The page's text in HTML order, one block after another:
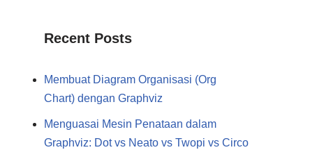
Recent Posts
Membuat Diagram Organisasi (Org
Chart) dengan Graphviz
Menguasai Mesin Penataan dalam
Graphviz: Dot vs Neato vs Twopi vs Circo